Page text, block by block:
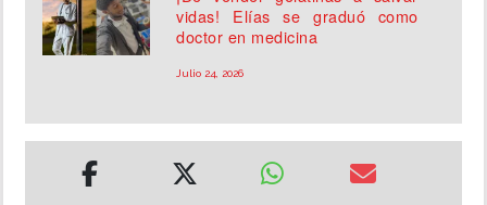
vidas! Elías se graduó como
doctor en medicina
Julio 24, 2026